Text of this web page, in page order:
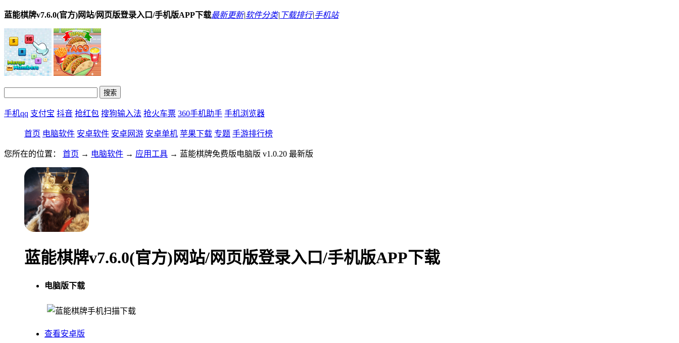
蓝能棋牌v7.6.0(官方)网站/网页版登录入口/手机版APP下载最新更新|软件分类| 下载排行|手机站
手机qq 支付宝 抖音 抢红包 搜狗输入法 抢火车票 360手机助手 手机浏览器
首页 电脑软件 安卓软件 安卓网游 安卓单机 苹果下载 专题 手游排行榜
您所在的位置： 首页 → 电脑软件 → 应用工具 → 蓝能棋牌免费版电脑版 v1.0.20 最新版
蓝能棋牌v7.6.0(官方)网站/网页版登录入口/手机版APP下载
电脑版下载
手机扫描下载
查看安卓版